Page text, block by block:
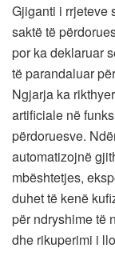
Gjiganti i rrjeteve
saktë të
por ka deklaruar
të parandaluar
Ngjarja ka
artificiale në
përdoruesve.
automatizojnë
mbështetjes,
duhet të kenë
për ndryshime të
dhe rikuperimi i